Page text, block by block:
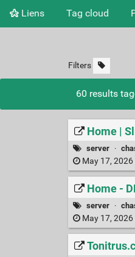
Liens Tag cloud
Filters
60 results
Home |
server ·
May 17, 2026
Home -
server ·
May 17, 2026